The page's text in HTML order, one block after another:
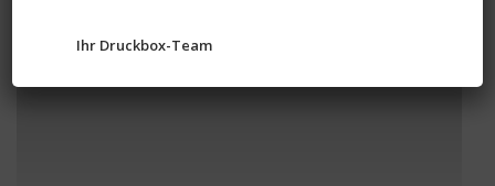
Ihr Druckbox-Team